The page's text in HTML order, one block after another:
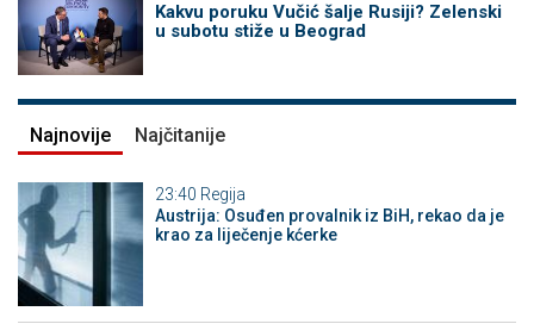
Kakvu poruku Vučić šalje Rusiji? Zelenski
u subotu stiže u Beograd
Najnovije Najčitanije
23:40 Regija
Austrija: Osuđen provalnik iz BiH, rekao da je
krao za liječenje kćerke